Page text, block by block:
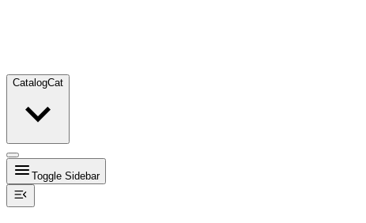
CatalogCat
Toggle Sidebar